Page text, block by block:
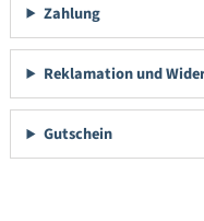
Zahlung
Reklamation und
Gutschein